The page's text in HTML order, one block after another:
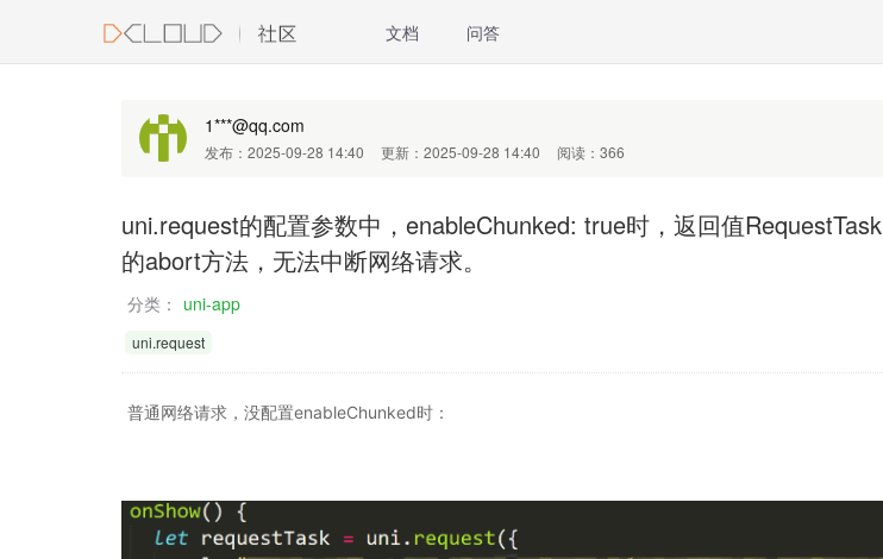
文档 问答
1***@qq.com
发布：2025-09-28 14:40 更新：2025-09-28 14:40 阅读：366
uni.request的配置参数中，enableChunked: true时，返回值RequestTask
的abort方法，无法中断网络请求。
分类： uni-app
uni.request
普通网络请求，没配置enableChunked时：